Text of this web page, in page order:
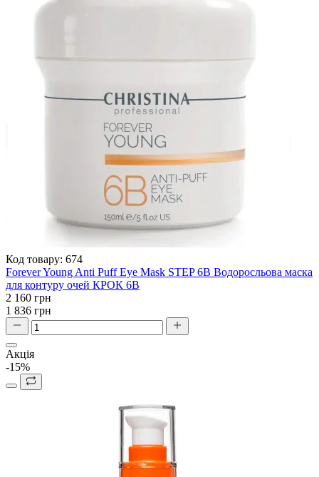
Код товару: 674
Forever Young Anti Puff Eye Mask STEP 6В Водоросльова маска
для контуру очей КРОК 6В
2 160 грн
1 836 грн
Акція
-15%